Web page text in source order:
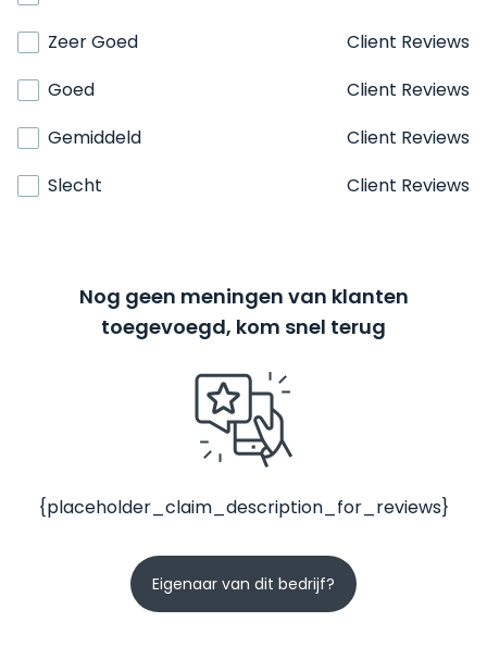
Zeer Goed
Client Reviews
Goed
Client Reviews
Gemiddeld
Client Reviews
Slecht
Client Reviews
Nog geen meningen van klanten
toegevoegd, kom snel terug
{placeholder_claim_description_for_reviews}
Eigenaar van dit bedrijf?